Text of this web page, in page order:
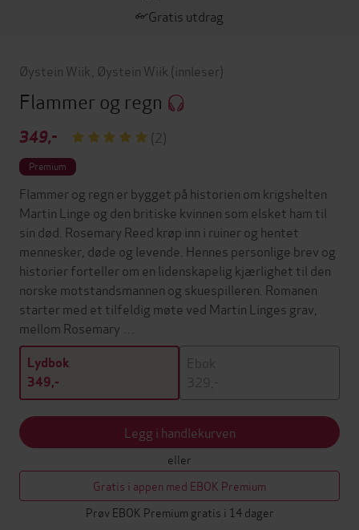
Gratis utdrag
Øystein Wiik Øystein Wiik (innleser)
Flammer og regn
349,- (2)
Premium
Flammer og regn er bygget på historien om krigshelten
Martin Linge og den britiske kvinnen som elsket ham til
sin død. Rosemary Reed krøp inn i ruiner og hentet
mennesker, døde og levende. Hennes personlige brev og
historier forteller om en lidenskapelig kjærlighet til den
norske motstandsmannen og skuespilleren. Romanen
starter med et tilfeldig møte ved Martin Linges grav,
mellom Rosemary …
Lydbok
349,-
Ebok
329,-
Legg i handlekurven
eller
Gratis i appen med EBOK Premium
Prøv EBOK Premium gratis i 14 dager